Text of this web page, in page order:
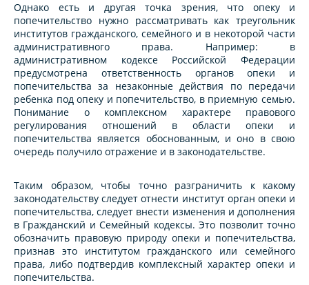
Однако есть и другая точка зрения, что опеку и
попечительство нужно рассматривать как треугольник
институтов гражданского, семейного и в некоторой части
административного права. Например: в
административном кодексе Российской Федерации
предусмотрена ответственность органов опеки и
попечительства за незаконные действия по передачи
ребенка под опеку и попечительство, в приемную семью.
Понимание о комплексном характере правового
регулирования отношений в области опеки и
попечительства является обоснованным, и оно в свою
очередь получило отражение и в законодательстве.
Таким образом, чтобы точно разграничить к какому
законодательству следует отнести институт орган опеки и
попечительства, следует внести изменения и дополнения
в Гражданский и Семейный кодексы. Это позволит точно
обозначить правовую природу опеки и попечительства,
признав это институтом гражданского или семейного
права, либо подтвердив комплексный характер опеки и
попечительства.